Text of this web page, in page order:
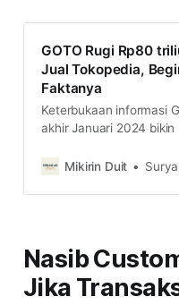
GOTO Rugi Rp80
Jual Tokopedia,
Faktanya
Keterbukaan informasi
akhir Januari 2024 bikin
triliun karena jual
Mikirin Duit
Nasib
Jika